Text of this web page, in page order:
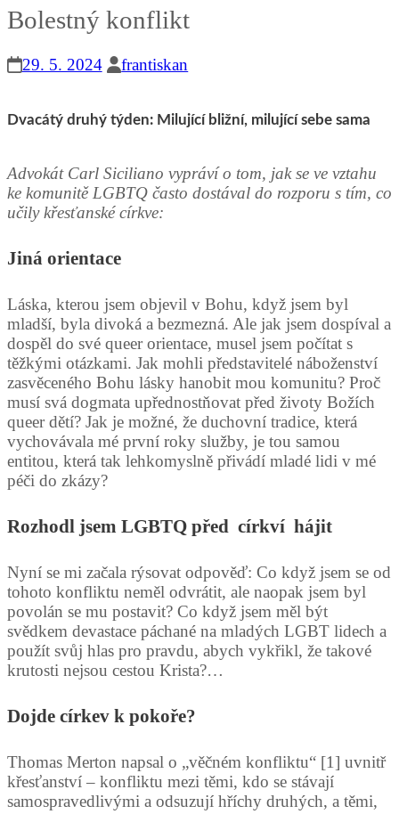
Bolestný konflikt
29. 5. 2024 frantiskan
Dvacátý druhý týden: Milující bližní, milující sebe sama
Advokát Carl Siciliano vypráví o tom, jak se ve vztahu
ke komunitě LGBTQ často dostával do rozporu s tím, co
učily křesťanské církve:
Jiná orientace
Láska, kterou jsem objevil v Bohu, když jsem byl
mladší, byla divoká a bezmezná. Ale jak jsem dospíval a
dospěl do své queer orientace, musel jsem počítat s
těžkými otázkami. Jak mohli představitelé náboženství
zasvěceného Bohu lásky hanobit mou komunitu? Proč
musí svá dogmata upřednostňovat před životy Božích
queer dětí? Jak je možné, že duchovní tradice, která
vychovávala mé první roky služby, je tou samou
entitou, která tak lehkomyslně přivádí mladé lidi v mé
péči do zkázy?
Rozhodl jsem LGBTQ před církví hájit
Nyní se mi začala rýsovat odpověď: Co když jsem se od
tohoto konfliktu neměl odvrátit, ale naopak jsem byl
povolán se mu postavit? Co když jsem měl být
svědkem devastace páchané na mladých LGBT lidech a
použít svůj hlas pro pravdu, abych vykřikl, že takové
krutosti nejsou cestou Krista?…
Dojde církev k pokoře?
Thomas Merton napsal o „věčném konfliktu“ [1] uvnitř
křesťanství – konfliktu mezi těmi, kdo se stávají
samospravedlivými a odsuzují hříchy druhých, a těmi,